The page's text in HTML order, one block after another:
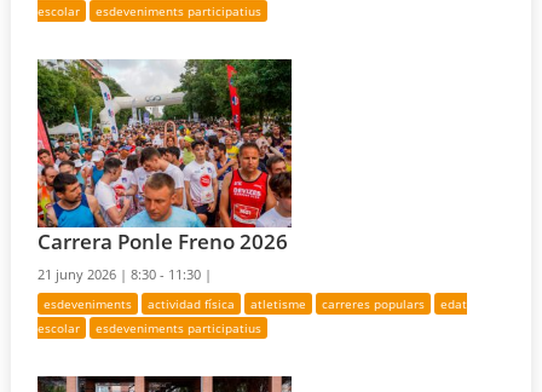
escolar
esdeveniments participatius
Carrera Ponle Freno 2026
21 juny 2026 |8:30 - 11:30 |
esdeveniments actividad física atletisme carreres populars
edat
escolar
esdeveniments participatius